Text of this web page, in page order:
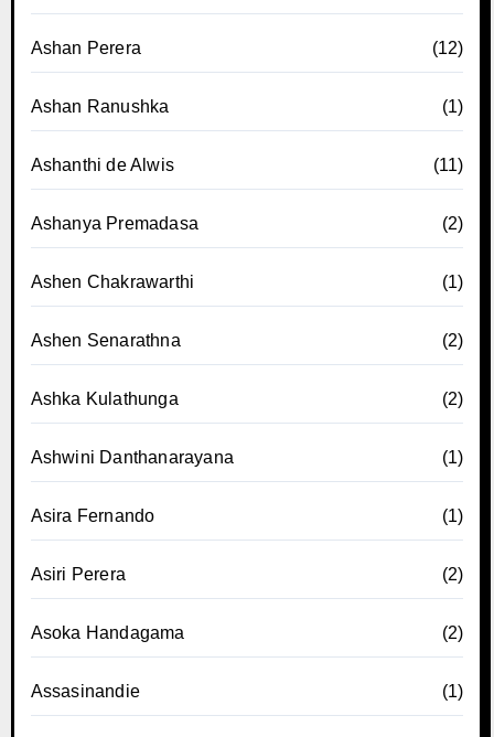
Ashan Perera (12)
Ashan Ranushka (1)
Ashanthi de Alwis (11)
Ashanya Premadasa (2)
Ashen Chakrawarthi (1)
Ashen Senarathna (2)
Ashka Kulathunga (2)
Ashwini Danthanarayana (1)
Asira Fernando (1)
Asiri Perera (2)
Asoka Handagama (2)
Assasinandie (1)